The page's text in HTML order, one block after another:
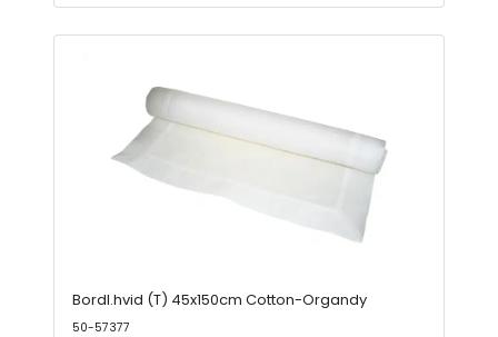
Bordl.hvid (T) 45x150cm Cotton-Organdy
50-57377